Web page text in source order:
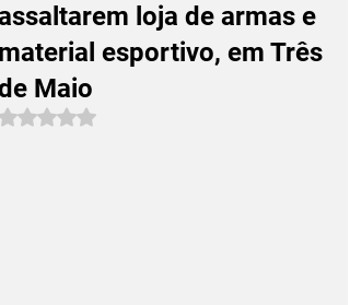
loja de armas e
esportivo, em Três
Maio
Avaliado com NaN de 5 estrelas.